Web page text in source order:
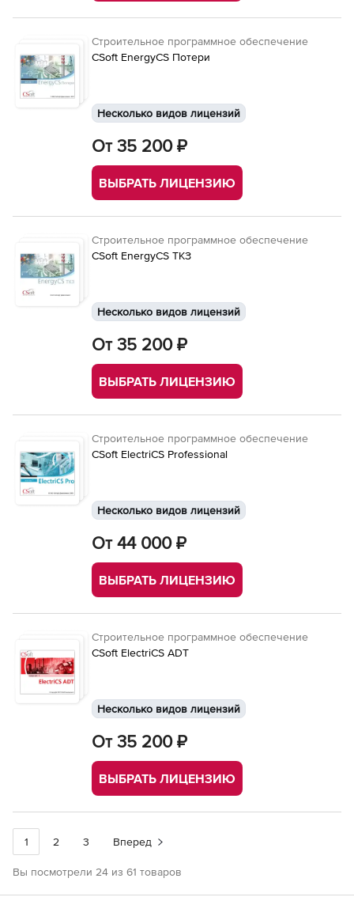
Строительное программное обеспечение
CSoft EnergyCS Потери
Несколько видов лицензий
От 35 200 ₽
ВЫБРАТЬ ЛИЦЕНЗИЮ
Строительное программное обеспечение
CSoft EnergyCS ТКЗ
Несколько видов лицензий
От 35 200 ₽
ВЫБРАТЬ ЛИЦЕНЗИЮ
Строительное программное обеспечение
CSoft ElectriCS Professional
Несколько видов лицензий
От 44 000 ₽
ВЫБРАТЬ ЛИЦЕНЗИЮ
Строительное программное обеспечение
CSoft ElectriCS ADT
Несколько видов лицензий
От 35 200 ₽
ВЫБРАТЬ ЛИЦЕНЗИЮ
1 2 3 Вперед
Вы посмотрели 24 из 61 товаров